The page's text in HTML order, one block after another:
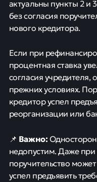
актуальны пункты 2 и
без согласия
нового кредитора.
Если при
процентная ставка
согласия учредителя,
прежних условиях.
кредитор успел
реорганизации или
📌 Важно:
недопустим. Даже
поручительство
успел предъявить